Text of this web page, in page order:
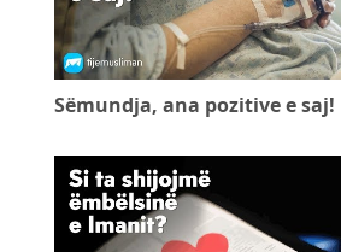
Sëmundja, ana pozitive e saj!